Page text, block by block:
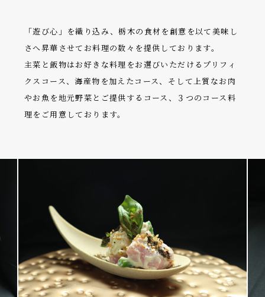
「遊び心」を織り込み、栃木の食材を創意を以て美味し
さへ昇華させてお料理の数々を提供しております。
主菜と飯物はお好きな料理をお選びいただけるプリフィ
クスコース、海産物を加えたコース、そして上質なお肉
やお魚を地元野菜とご提供するコース、３つのコース料
理をご用意しております。